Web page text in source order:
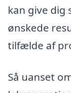
kan give dig
ønskede
tilfælde af
Så uanset